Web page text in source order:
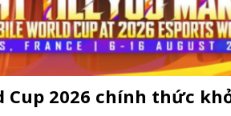
Cup 2026 chính thức